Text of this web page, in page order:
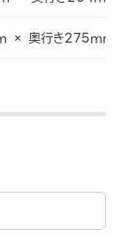
奥行き275mm